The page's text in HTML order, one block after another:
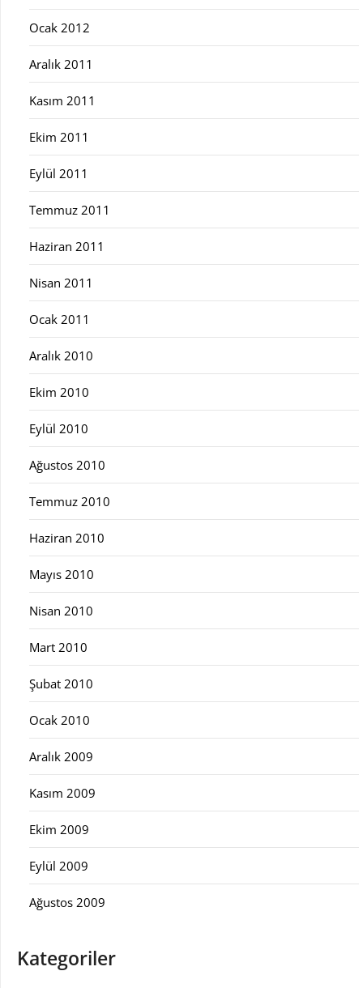
Ocak 2012
Aralık 2011
Kasım 2011
Ekim 2011
Eylül 2011
Temmuz 2011
Haziran 2011
Nisan 2011
Ocak 2011
Aralık 2010
Ekim 2010
Eylül 2010
Ağustos 2010
Temmuz 2010
Haziran 2010
Mayıs 2010
Nisan 2010
Mart 2010
Şubat 2010
Ocak 2010
Aralık 2009
Kasım 2009
Ekim 2009
Eylül 2009
Ağustos 2009
Kategoriler